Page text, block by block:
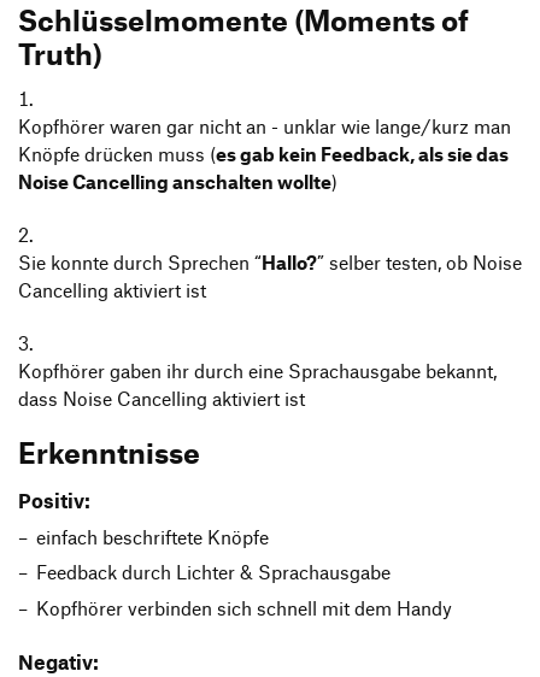
Schlüsselmomente (Moments of
Truth)
Kopfhörer waren gar nicht an - unklar wie lange/kurz man
Knöpfe drücken muss (es gab kein Feedback, als sie das
Noise Cancelling anschalten wollte)
Sie konnte durch Sprechen “Hallo?” selber testen, ob Noise
Cancelling aktiviert ist
Kopfhörer gaben ihr durch eine Sprachausgabe bekannt,
dass Noise Cancelling aktiviert ist
Erkenntnisse
Positiv:
einfach beschriftete Knöpfe
Feedback durch Lichter & Sprachausgabe
Kopfhörer verbinden sich schnell mit dem Handy
Negativ: